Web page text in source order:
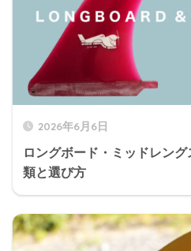
2026年6月6日
ロングボード・ミッドレン
類と選び方